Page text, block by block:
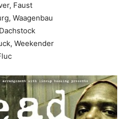
Faust
Waagenbau
Weekender